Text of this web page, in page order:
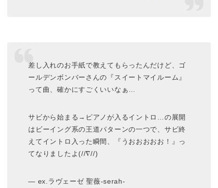
差し入れのお手紙で教えてもらったんだけど、ゴ
ールデンボンバーさんの『スイートマイルーム』
って曲、確かにすごくいいなぁ…
サビから始まる→ピアノが入るイントロ…の展開
はビーイング系の王道パターンの一つで、サビ終
えてイントロ入った瞬間、『うおおおおお！』っ
てなりましたよ(//∇//)
— ex.ラヴェーゼ 聖薇-serah-